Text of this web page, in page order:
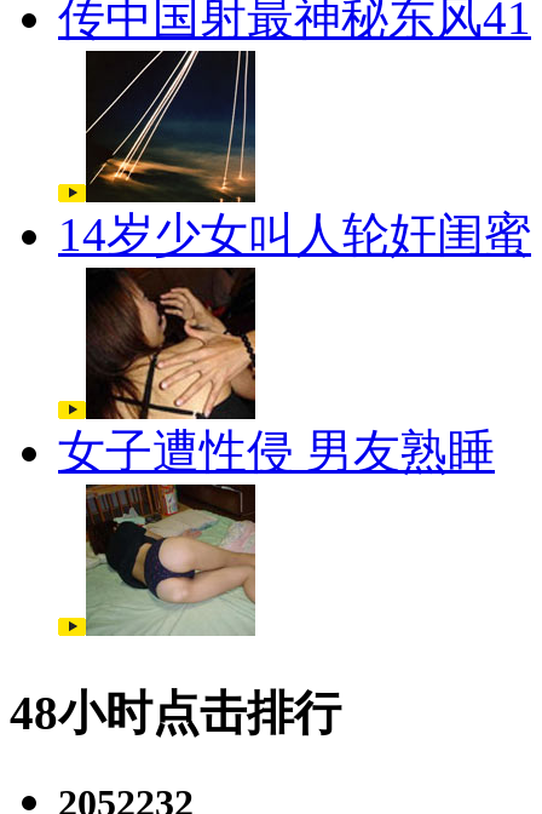
传中国射最神秘东风41
14岁少女叫人轮奸闺蜜
女子遭性侵 男友熟睡
48小时点击排行
2052232